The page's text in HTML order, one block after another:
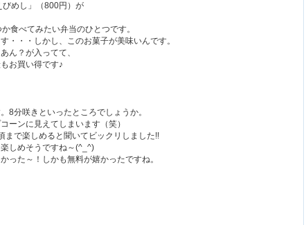
めし」（800円）が
食べてみたい弁当のひとつです。
・・・しかし、このお菓子が美味いんです。
ん？が入ってて、
お買い得です♪
8分咲きといったところでしょうか。
ーンに見えてしまいます（笑）
まで楽しめると聞いてビックリしました!!
しめそうですね～(^_^)
った～！しかも無料が嬉かったですね。